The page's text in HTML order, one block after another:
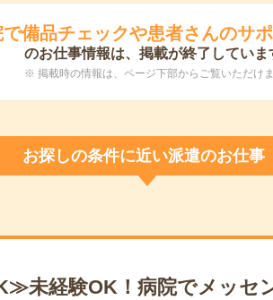
備品チェックや患者さんのサ
のお仕事情報は、掲載が終了していま
※ 掲載時の情報は、ページ下部からご覧いただけま
お探しの条件に近い派遣のお仕事
未経験OK！病院でメッセ